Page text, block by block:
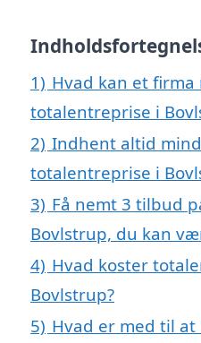
1) Hvad kan et firma
totalentreprise i
2) Indhent altid
totalentreprise i
3) Få nemt 3 tilbud
Bovlstrup, du kan
4) Hvad koster
Bovlstrup?
5) Hvad er med til